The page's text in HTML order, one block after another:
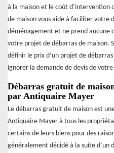
à la maison et le coût d’intervention
de maison vous aide à faciliter votre
déménagement et ne prend aucune
votre projet de débarras de maison.
définir le prix d’un projet de
ignorer la demande de devis de
Débarras gratuit de
par Antiquaire Mayer
Le débarras gratuit de maison est
Antiquaire Mayer à tous les
certains de leurs biens pour des
généralement décidé à la suite d’un